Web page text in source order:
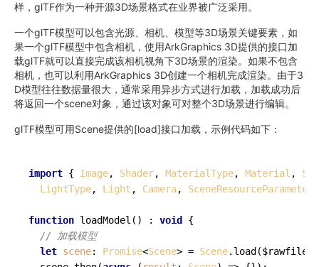
样，glTF作为一种开源3D场景格式在业界被广泛采用。
一个glTF模型可以包含光源、相机、模型等3D场景关键要素，如
果一个glTF模型中包含相机，使用ArkGraphics 3D提供的接口加
载glTF就可以直接完成该相机视角下3D场景的渲染。如果不包含
相机，也可以利用ArkGraphics 3D创建一个相机完成渲染。由于3
D模型往往数据量很大，通常采用异步方式进行加载，加载成功后
将返回一个scene对象，通过该对象可对整个3D场景进行编辑。
glTF模型可用Scene提供的[load]接口加载，示例代码如下：
import { Image, Shader, MaterialType, Material ,
LightType, Light , Camera, SceneResourceParameters
function loadModel ( ) : void
{
// 加载模型
let scene: Promise<Scene> = Scene. load ($rawfile(